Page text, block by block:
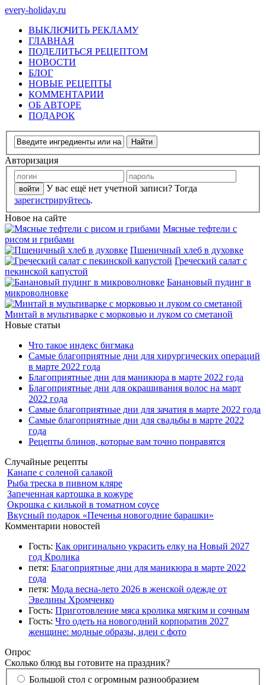
every-holiday.ru
ВЫКЛЮЧИТЬ РЕКЛАМУ
ГЛАВНАЯ
ПОДЕЛИТЬСЯ РЕЦЕПТОМ
НОВОСТИ
БЛОГ
НОВЫЕ РЕЦЕПТЫ
КОММЕНТАРИИ
ОБ АВТОРЕ
ПОДАРОК
Авторизация
У вас ещё нет учетной записи? Тогда
зарегистрируйтесь.
Новое на сайте
Мясные тефтели с
рисом и грибами
Пшеничный хлеб в духовке
Греческий салат с
пекинской капустой
Банановый пудинг в
микроволновке
Минтай в мультиварке с морковью и луком со сметаной
Новые статьи
Что такое индекс бигмака
Самые благоприятные дни для хирургических операций
в марте 2022 года
Благоприятные дни для маникюра в марте 2022 года
Благоприятные дни для окрашивания волос на март
2022 года
Самые благоприятные дни для зачатия в марте 2022 года
Самые благоприятные дни для свадьбы в марте 2022
года
Рецепты блинов, которые вам точно понравятся
Случайные рецепты
Канапе с соленой салакой
Рыба треска в пивном кляре
Запеченная картошка в кожуре
Окрошка с килькой в томатном соусе
Вкусный подарок «Печенья новогодние барашки»
Комментарии новостей
Гость: Как оригинально украсить елку на Новый 2027
год Кролика
петя: Благоприятные дни для маникюра в марте 2022
года
петя: Мода весна-лето 2026 в женской одежде от
Эвелины Хромченко
Гость: Приготовление мяса кролика мягким и сочным
Гость: Что одеть на новогодний корпоратив 2027
женщине: модные образы, идеи с фото
Опрос
Сколько блюд вы готовите на праздник?
Большой стол с огромным разнообразием